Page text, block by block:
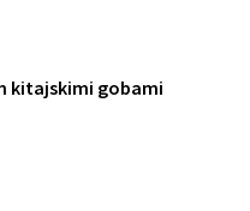
kitajskimi gobami